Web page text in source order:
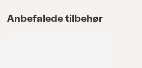
Anbefalede tilbehør